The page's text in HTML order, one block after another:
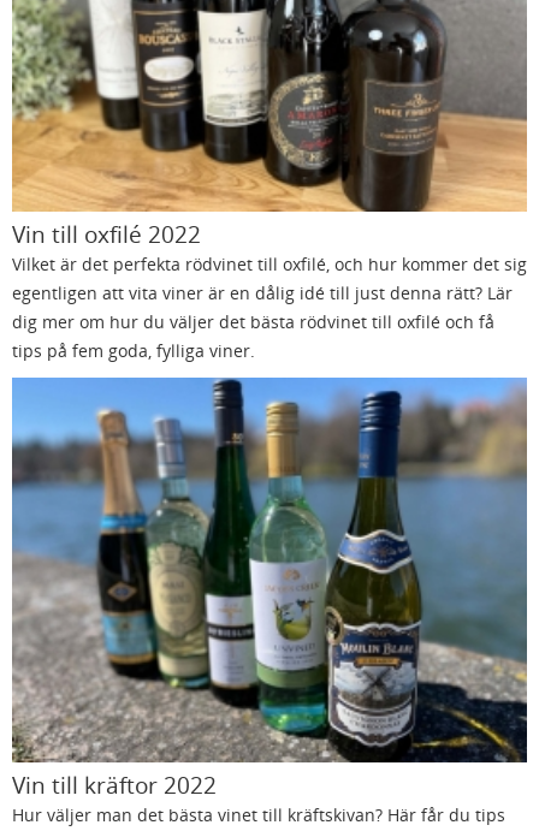
Vin till oxfilé 2022
Vilket är det perfekta rödvinet till oxfilé, och hur kommer det sig
egentligen att vita viner är en dålig idé till just denna rätt? Lär
dig mer om hur du väljer det bästa rödvinet till oxfilé och få
tips på fem goda, fylliga viner.
Vin till kräftor 2022
Hur väljer man det bästa vinet till kräftskivan? Här får du tips